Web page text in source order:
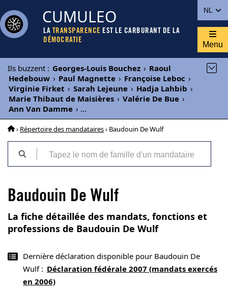
NL
CUMULEO
LA TRANSPARENCE EST LE CARBURANT DE LA
DÉMOCRATIE
Menu
Ils buzzent : Georges-Louis Bouchez › Raoul
Hedebouw › Paul Magnette › Françoise Leboc ›
Virginie Firket › Sarah Lejeune › Hadja Lahbib ›
Marie Thibaut de Maisières › Valérie De Bue ›
Ann Van Damme › ...
› Répertoire des mandataires› Baudouin De Wulf
Baudouin De Wulf
La fiche détaillée des mandats, fonctions et
professions de Baudouin De Wulf
Dernière déclaration disponible pour Baudouin De
Wulf : Déclaration fédérale 2007 (mandats exercés
en 2006)